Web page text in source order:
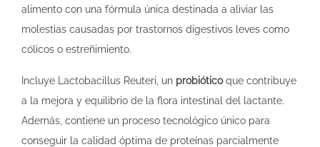
alimento con una fórmula única destinada a aliviar las
molestias causadas por trastornos digestivos leves como
cólicos o estreñimiento.
Incluye Lactobacillus Reuteri, un probióticoque contribuye
a la mejora y equilibrio de la flora intestinal del lactante.
Además, contiene un proceso tecnológico único para
conseguir la calidad óptima de proteínas parcialmente